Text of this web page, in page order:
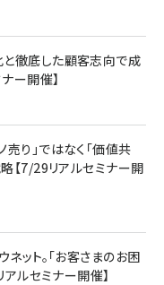
徹底した顧客志向で成
ー開催】
り」ではなく「価値共
【7/29リアルセミナー開
ット。「お客さまのお困
ルセミナー開催】